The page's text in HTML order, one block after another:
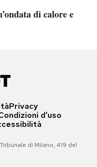
di calore e
Privacy
d'uso
di Milano, 419 del